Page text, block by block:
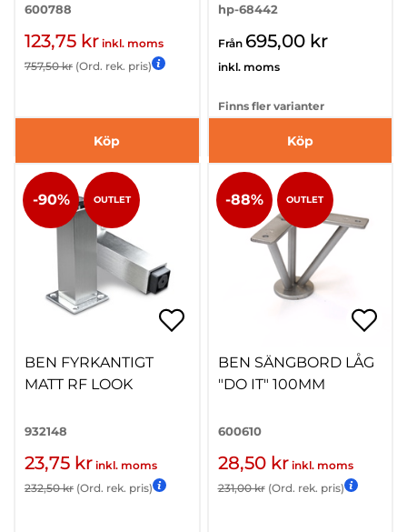
600788
123,75 kr inkl. moms
757,50 kr (Ord. rek. pris)
Köp
hp-68442
Från 695,00 kr
inkl. moms
Finns fler varianter
Köp
-90% OUTLET
BEN FYRKANTIGT
MATT RF LOOK
932148
23,75 kr inkl. moms
232,50 kr (Ord. rek. pris)
-88% OUTLET
BEN SÄNGBORD LÅG
"DO IT" 100MM
600610
28,50 kr inkl. moms
231,00 kr (Ord. rek. pris)